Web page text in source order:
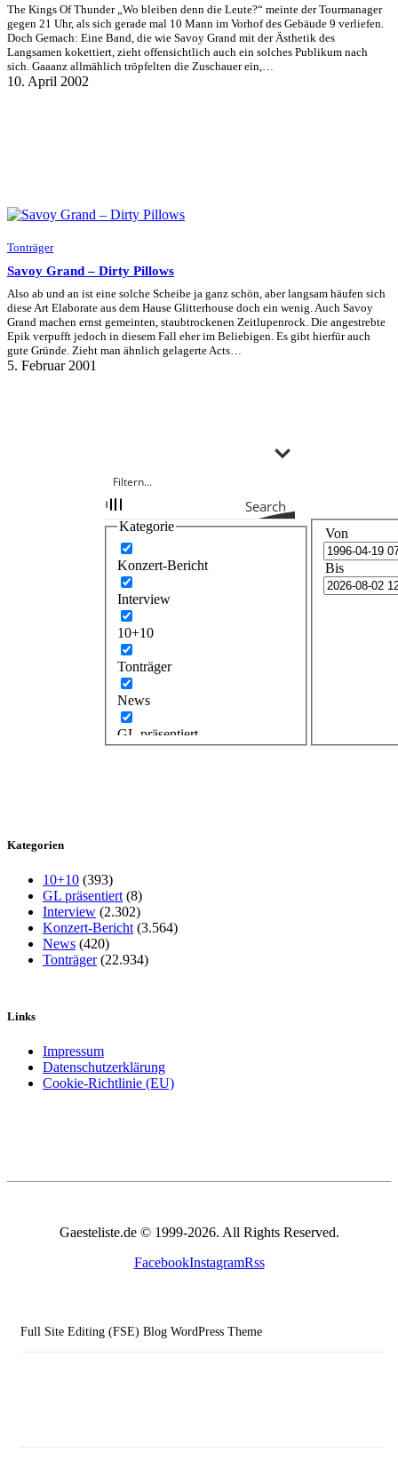
The Kings Of Thunder „Wo bleiben denn die Leute?“ meinte der Tourmanager
gegen 21 Uhr, als sich gerade mal 10 Mann im Vorhof des Gebäude 9 verliefen.
Doch Gemach: Eine Band, die wie Savoy Grand mit der Ästhetik des
Langsamen kokettiert, zieht offensichtlich auch ein solches Publikum nach
sich. Gaaanz allmählich tröpfelten die Zuschauer ein,…
10. April 2002
Tonträger
Savoy Grand – Dirty Pillows
Also ab und an ist eine solche Scheibe ja ganz schön, aber langsam häufen sich
diese Art Elaborate aus dem Hause Glitterhouse doch ein wenig. Auch Savoy
Grand machen ernst gemeinten, staubtrockenen Zeitlupenrock. Die angestrebte
Epik verpufft jedoch in diesem Fall eher im Beliebigen. Es gibt hierfür auch
gute Gründe. Zieht man ähnlich gelagerte Acts…
5. Februar 2001
Search
Kategorie
Konzert-Bericht
Interview
10+10
Tonträger
News
GL präsentiert
Von
Bis
Kategorien
10+10 (393)
GL präsentiert(8)
Interview (2.302)
Konzert-Bericht(3.564)
News (420)
Tonträger(22.934)
Links
Impressum
Datenschutzerklärung
Cookie-Richtlinie (EU)
Gaesteliste.de © 1999-2026. All Rights Reserved.
FacebookInstagramRss
Full Site Editing (FSE) Blog WordPress Theme